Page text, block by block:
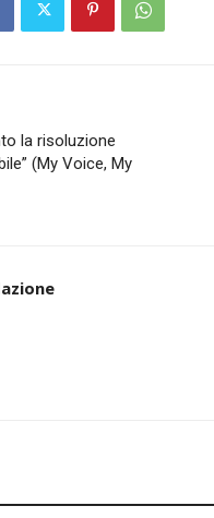
la risoluzione
(My Voice, My